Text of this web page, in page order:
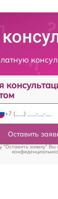
Оставить
"Оставить заявку" Вы